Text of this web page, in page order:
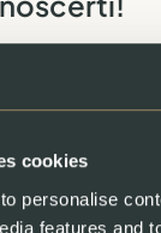
cookies
personalise
features and
il